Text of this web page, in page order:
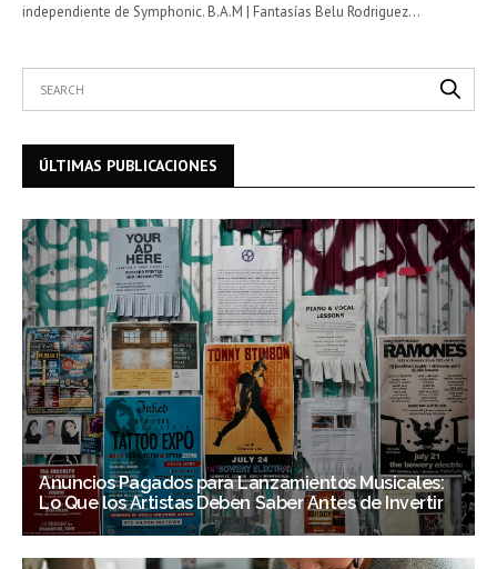
independiente de Symphonic. B.A.M | Fantasías Belu Rodriguez…
ÚLTIMAS PUBLICACIONES
Anuncios Pagados para Lanzamientos Musicales:
Lo Que los Artistas Deben Saber Antes de Invertir